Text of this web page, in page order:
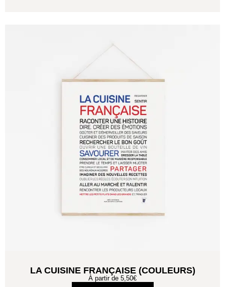
LA CUISINE FRANÇAISE (COULEURS)
À partir de 5,50€